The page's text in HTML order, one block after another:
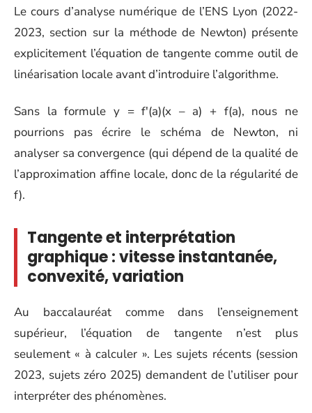
Le cours d’analyse numérique de l’ENS Lyon (2022-
2023, section sur la méthode de Newton) présente
explicitement l’équation de tangente comme outil de
linéarisation locale avant d’introduire l’algorithme.
Sans la formule y = f'(a)(x – a) + f(a), nous ne
pourrions pas écrire le schéma de Newton, ni
analyser sa convergence (qui dépend de la qualité de
l’approximation affine locale, donc de la régularité de
f).
Tangente et interprétation
graphique : vitesse instantanée,
convexité, variation
Au baccalauréat comme dans l’enseignement
supérieur, l’équation de tangente n’est plus
seulement « à calculer ». Les sujets récents (session
2023, sujets zéro 2025) demandent de l’utiliser pour
interpréter des phénomènes.